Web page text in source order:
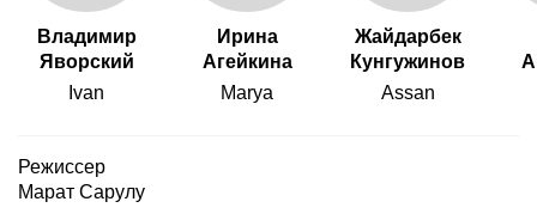
Владимир
Яворский
Ivan
Ирина
Агейкина
Marya
Жайдарбек
Кунгужинов
Assan
Режиссер
Марат Сарулу